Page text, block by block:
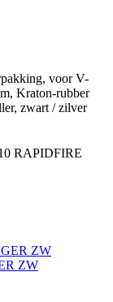
voor V-
Kraton-rubber
zwart / zilver
RAPIDFIRE
ZW